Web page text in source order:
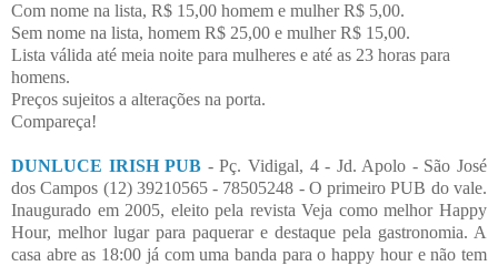
Com nome na lista, R$ 15,00 homem e mulher R$ 5,00.
Sem nome na lista, homem R$ 25,00 e mulher R$ 15,00.
Lista válida até meia noite para mulheres e até as 23 horas para
homens.
Preços sujeitos a alterações na porta.
Compareça!
DUNLUCE IRISH PUB - Pç. Vidigal, 4 - Jd. Apolo - São José
dos Campos (12) 39210565 - 78505248 - O primeiro PUB do vale.
Inaugurado em 2005, eleito pela revista Veja como melhor Happy
Hour, melhor lugar para paquerar e destaque pela gastronomia. A
casa abre as 18:00 já com uma banda para o happy hour e não tem